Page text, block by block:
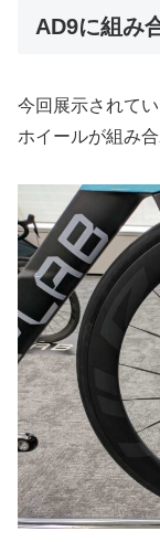
AD9に組み
今回展示されて
ホイールが組み